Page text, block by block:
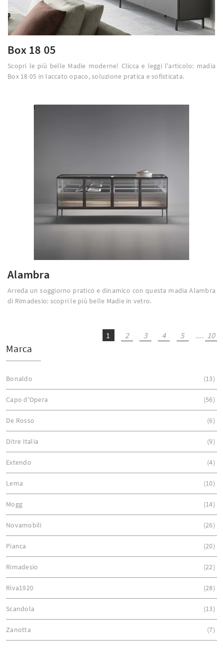
Box 18 05
Scopri le più belle Madie moderne! Clicca e leggi l'articolo: madia
Box 18 05 in laccato opaco, soluzione pratica e sofisticata.
Alambra
Arreda un soggiorno pratico e dinamico con questa madia Alambra
di Rimadesio: scopri le più belle Madie in vetro.
1 2 3 4 5 .... 10
Marca
Bonaldo 13
Capo d'Opera 56
De Rosso 6
Ditre Italia 9
Extendo 4
Lema 10
Mogg 14
Novamobili 26
Pianca 20
Rimadesio 22
Riva1920 28
Scandola 13
Zanotta 7